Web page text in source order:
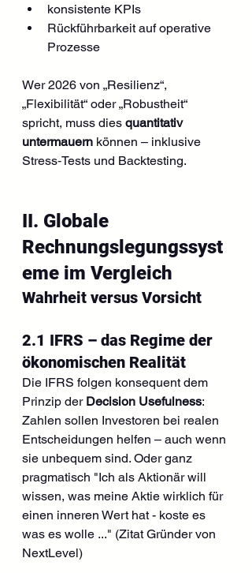
konsistente KPIs
Rückführbarkeit auf operative
Prozesse
Wer 2026 von „Resilienz“,
„Flexibilität“ oder „Robustheit“
spricht, muss dies quantitativ
untermauern können – inklusive
Stress‑Tests und Backtesting.
II. Globale
Rechnungslegungssyst
eme im Vergleich
Wahrheit versus Vorsicht
2.1 IFRS – das Regime der
ökonomischen Realität
Die IFRS folgen konsequent dem
Prinzip der Decision Usefulness:
Zahlen sollen Investoren bei realen
Entscheidungen helfen – auch wenn
sie unbequem sind. Oder ganz
pragmatisch "Ich als Aktionär will
wissen, was meine Aktie wirklich für
einen inneren Wert hat - koste es
was es wolle ..." (Zitat Gründer von
NextLevel)